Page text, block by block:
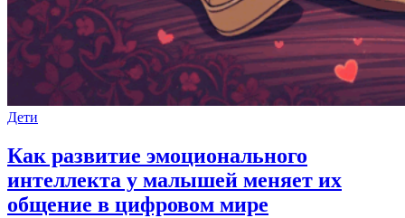
Дети
Как развитие эмоционального
интеллекта у малышей меняет их
общение в цифровом мире